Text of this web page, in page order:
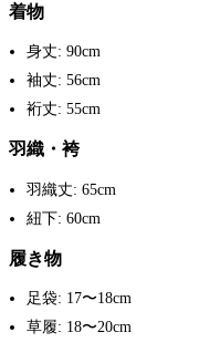
着物
身丈: 90cm
袖丈: 56cm
裄丈: 55cm
羽織・袴
羽織丈: 65cm
紐下: 60cm
履き物
足袋: 17〜18cm
草履: 18〜20cm